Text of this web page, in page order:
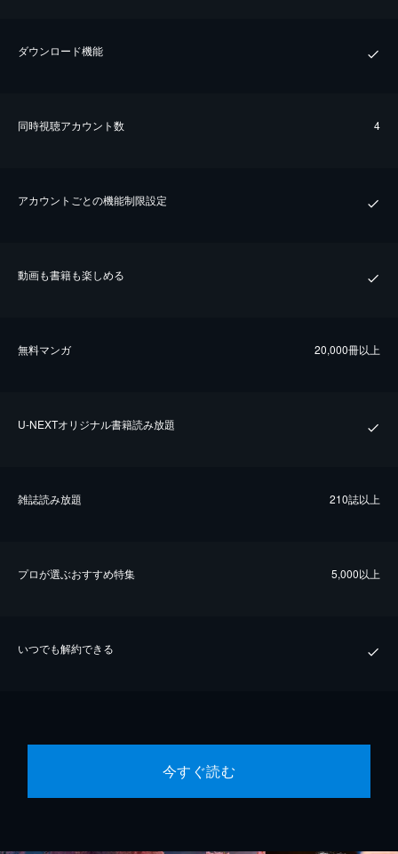
ダウンロード機能
同時視聴アカウント数 4
アカウントごとの機能制限設定
動画も書籍も楽しめる
無料マンガ 20,000冊以上
U-NEXTオリジナル書籍読み放題
雑誌読み放題 210誌以上
プロが選ぶおすすめ特集 5,000以上
いつでも解約できる
今すぐ読む